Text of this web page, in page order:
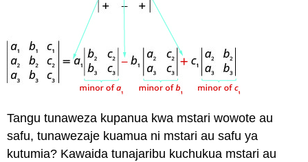
Tangu tunaweza kupanua kwa mstari wowote au
safu, tunawezaje kuamua ni mstari au safu ya
kutumia? Kawaida tunajaribu kuchukua mstari au